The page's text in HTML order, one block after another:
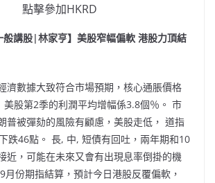
點擊參加HKRD
般講股|林家亨】美股窄幅偏軟 港股力頂結
濟數據大致符合市場預期，核心通脹價格
美股第2季的利潤平均增幅係3.8個％。 市
普被彈劾的風險有顧慮，美股走低， 道指
跌46點。 長, 中, 短債有回吐，兩年期和10
近，可能在未來又會有出現息率倒掛的機
月份期指結算，預計今日港股反覆偏軟，